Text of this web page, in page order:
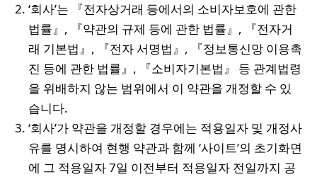
‘회사’는 『전자상거래 등에서의 소비자보호에 관한
법률』, 『약관의 규제 등에 관한 법률』, 『전자거
래 기본법』, 『전자 서명법』, 『정보통신망 이용촉
진 등에 관한 법률』, 『소비자기본법』 등 관계법령
을 위배하지 않는 범위에서 이 약관을 개정할 수 있
습니다.
‘회사’가 약관을 개정할 경우에는 적용일자 및 개정사
유를 명시하여 현행 약관과 함께 ‘사이트’의 초기화면
에 그 적용일자 7일 이전부터 적용일자 전일까지 공